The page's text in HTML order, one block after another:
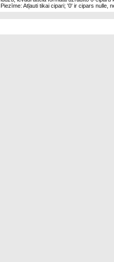
Piezīme: Atļauti tikai cipari; '0' ir cipars nulle,